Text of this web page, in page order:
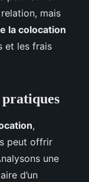
mais
la colocation
et les frais
pratiques
,
peut offrir
une
d’un